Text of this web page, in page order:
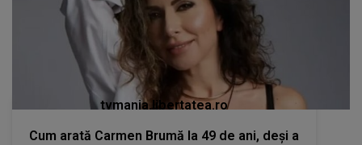
tvmania.libertatea.ro
Cum arată Carmen Brumă la 49 de ani, deși a